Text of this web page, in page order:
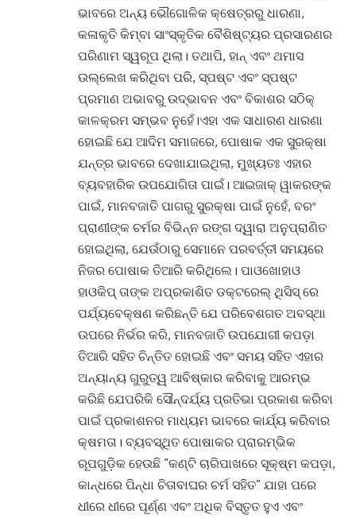
ଭାବରେ ଅନ୍ୟ ଭୌଗୋଳିକ କ୍ଷେତ୍ରରୁ ଧାରଣା,
କଳାକୃତି କିମ୍ବା ସାଂସ୍କୃତିକ ବୈଶିଷ୍ଟ୍ୟର ପ୍ରସାରଣର
ପରିଣାମ ସ୍ୱରୂପ ଥିଲା। ତଥାପି, ହାନ୍ ଏବଂ ଥମାସ
ଉଲ୍ଲେଖ କରିଥିବା ପରି, ସ୍ପଷ୍ଟ ଏବଂ ସ୍ପଷ୍ଟ
ପ୍ରମାଣ ଅଭାବରୁ ଉଦ୍ଭାବନ ଏବଂ ବିକାଶର ସଠିକ୍
କାଳକ୍ରମ ସମ୍ଭବ ନୁହେଁ।ଏହା ଏକ ସାଧାରଣ ଧାରଣା
ହୋଇଛି ଯେ ଆଦିମ ସମାଜରେ, ପୋଷାକ ଏକ ସୁରକ୍ଷା
ଯନ୍ତ୍ର ଭାବରେ ଦେଖାଯାଇଥିଲା, ମୁଖ୍ୟତଃ ଏହାର
ବ୍ୟବହାରିକ ଉପଯୋଗିତା ପାଇଁ। ଆଇଜାକ୍ ୱାକରଙ୍କ
ପାଇଁ, ମାନବଜାତି ପାଗରୁ ସୁରକ୍ଷା ପାଇଁ ନୁହେଁ, ବରଂ
ପ୍ରାଣୀଙ୍କ ଚର୍ମର ବିଭିନ୍ନ ରଙ୍ଗ ଦ୍ୱାରା ଅନୁପ୍ରାଣିତ
ହୋଇଥିଲା, ଯେଉଁଠାରୁ ସେମାନେ ପରବର୍ତ୍ତୀ ସମୟରେ
ନିଜର ପୋଷାକ ତିଆରି କରିଥିଲେ। ପାଓଖୋହାଓ
ହାଓକିପ୍ ତାଙ୍କ ଅପ୍ରକାଶିତ ଡକ୍ଟରେଲ୍ ଥିସିସ୍ ରେ
ପର୍ଯ୍ୟବେକ୍ଷଣ କରିଛନ୍ତି ଯେ ପରିବେଶଗତ ଅବସ୍ଥା
ଉପରେ ନିର୍ଭର କରି, ମାନବଜାତି ଉପଯୋଗୀ କପଡ଼ା
ତିଆରି ସହିତ ଚିନ୍ତିତ ହୋଇଛି ଏବଂ ସମୟ ସହିତ ଏହାର
ଅନ୍ୟାନ୍ୟ ଗୁରୁତ୍ୱ ଆବିଷ୍କାର କରିବାକୁ ଆରମ୍ଭ
କରିଛି ଯେପରିକି ସୌନ୍ଦର୍ଯ୍ୟ ପ୍ରତିଭା ପ୍ରକାଶ କରିବା
ପାଇଁ ପ୍ରକାଶନର ମାଧ୍ୟମ ଭାବରେ କାର୍ଯ୍ୟ କରିବାର
କ୍ଷମତା। ବ୍ୟବସ୍ଥିତ ପୋଷାକର ପ୍ରାରମ୍ଭିକ
ରୂପଗୁଡ଼ିକ ହେଉଛି “କଣ୍ଟି ଚାରିପାଖରେ ସୂକ୍ଷ୍ମ କପଡ଼ା,
କାନ୍ଧରେ ପିନ୍ଧା ଚିତାବାଘର ଚର୍ମ ସହିତ” ଯାହା ପରେ
ଧୀରେ ଧୀରେ ପୂର୍ଣ୍ଣ ଏବଂ ଅଧିକ ବିସ୍ତୃତ ହୁଏ ଏବଂ